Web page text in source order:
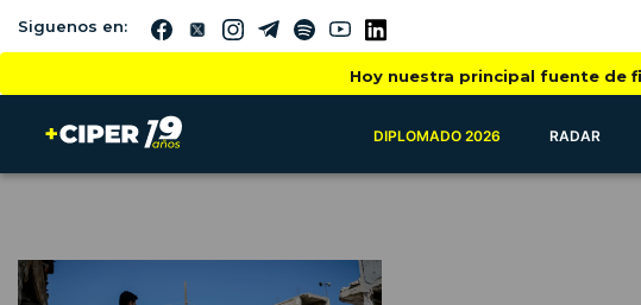
Siguenos en:
Hoy nuestra principal fuente de
DIPLOMADO 2026 RADAR